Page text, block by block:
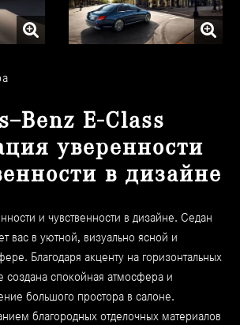
E-Class
уверенности
в дизайне
и чувственности в дизайне. Седан
вас в уютной, визуально ясной и
Благодаря акценту на горизонтальных
создана спокойная атмосфера и
большого простора в салоне.
благородных отделочных материалов